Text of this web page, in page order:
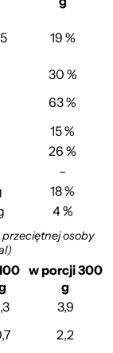
19 %
30 %
63 %
15 %
26 %
–
18 %
4 %
osoby
w porcji 300
g
3,9
2,2